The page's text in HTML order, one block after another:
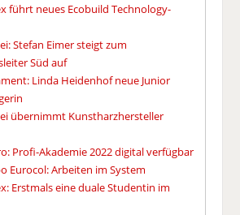
führt neues Ecobuild Technology-
Stefan Eimer steigt zum
Süd auf
Linda Heidenhof neue Junior
übernimmt Kunstharzhersteller
Profi-Akademie 2022 digital verfügbar
Eurocol: Arbeiten im System
Erstmals eine duale Studentin im